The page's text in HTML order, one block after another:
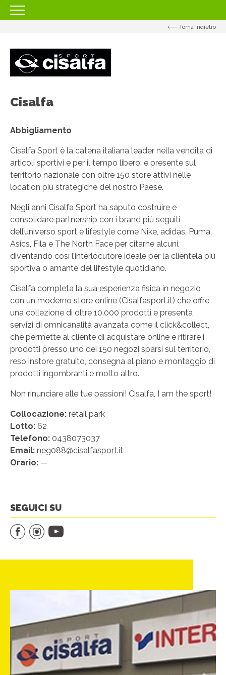
IL CENTRO
ORARI
PROMOZIONI
NEGOZI
EVENTI
SERVIZI
IL TUO BUSINESS AL CENTRO
CONTATTI
Torna indietro
Cisalfa
Abbigliamento
Cisalfa Sport è la catena italiana leader nella vendita di
articoli sportivi e per il tempo libero: è presente sul
territorio nazionale con oltre 150 store attivi nelle
location più strategiche del nostro Paese.
Negli anni Cisalfa Sport ha saputo costruire e
consolidare partnership con i brand più seguiti
dell’universo sport e lifestyle come Nike, adidas, Puma,
Asics, Fila e The North Face per citarne alcuni,
diventando così l’interlocutore ideale per la clientela più
sportiva o amante del lifestyle quotidiano.
Cisalfa completa la sua esperienza fisica in negozio
con un moderno store online (Cisalfasport.it) che offre
una collezione di oltre 10.000 prodotti e presenta
servizi di omnicanalità avanzata come il click&collect,
che permette al cliente di acquistare online e ritirare i
prodotti presso uno dei 150 negozi sparsi sul territorio,
reso instore gratuito, consegna al piano e montaggio di
prodotti ingombranti e molto altro.
Non rinunciare alle tue passioni! Cisalfa, I am the sport!
Collocazione: retail park
Lotto: 62
Telefono: 0438073037
Email: neg088@cisalfasport.it
Orario: —
SEGUICI SU